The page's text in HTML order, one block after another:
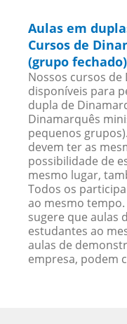
Aulas em
Cursos de
(grupo fechado)
Nossos cursos
disponíveis para
dupla de
Dinamarquês
pequenos
devem ter as
possibilidade de
mesmo lugar,
Todos os
ao mesmo tempo.
sugere que aulas
estudantes ao
aulas de
empresa, podem